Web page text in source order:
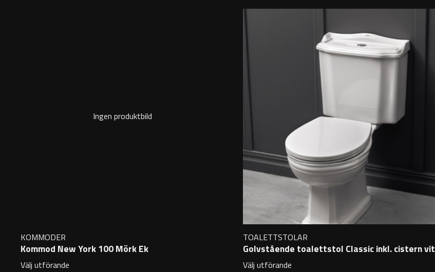
Ingen produktbild
KOMMODER
Kommod New York 100 Mörk Ek
Välj utförande
TOALETTSTOLAR
Golvstående toalettstol Classic inkl. cistern vit
Välj utförande